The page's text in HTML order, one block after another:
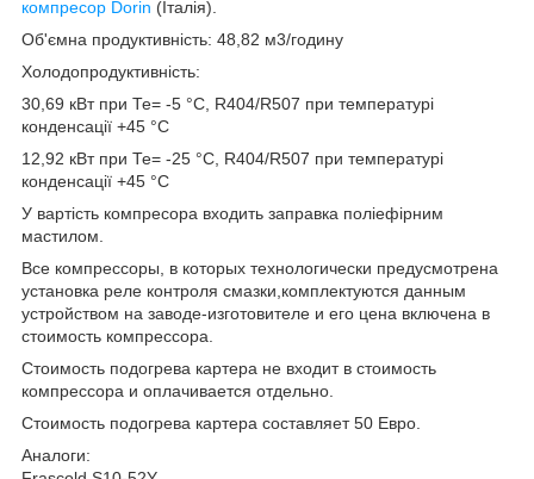
компресор Dorin (Італія).
Об'ємна продуктивність: 48,82 м3/годину
Холодопродуктивність:
30,69 кВт при Те= -5 °С, R404/R507 при температурі
конденсації +45 °С
12,92 кВт при Те= -25 °С, R404/R507 при температурі
конденсації +45 °С
У вартість компресора входить заправка поліефірним
мастилом.
Все компрессоры, в которых технологически предусмотрена
установка реле контроля смазки,комплектуются данным
устройством на заводе-изготовителе и его цена включена в
стоимость компрессора.
Стоимость подогрева картера не входит в стоимость
компрессора и оплачивается отдельно.
Стоимость подогрева картера составляет 50 Евро.
Аналоги: